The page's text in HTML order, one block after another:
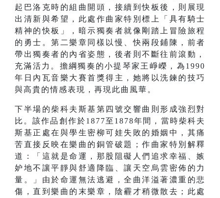
起巴洛克時的組曲開頭，接續到快板後，則展現
出清新與希望，此處作曲家特別標上「具有騎士
精神的快板」，暗示獨奏者就像剛踏上冒險旅程
的勇士。第二樂章同樣以慢、快兩段鋪陳，前者
帶出獨奏者的內省姿態，後者則不斷往前滾動，
充滿活力。擔綱獨奏的小提琴家王崢嶸，為1990
年日內瓦音樂大賽首獎得主，她將以洗鍊的技巧
與高貴的情感表現，再現此曲風華。
下半場的柴科夫斯基第四號交響曲則形成強烈對
比。該作品創作於1877至1878年間，當時柴科夫
斯基正處在與學生密柳可娃失敗的婚姻中，其痛
苦直接反映在樂曲的銅管破題；作曲家特別解釋
道：「這就是命運，那股阻礙人們追求幸福、嫉
妒地不讓平靜與舒適降臨、讓天空烏雲密佈的力
量。」由於命運無法逃避，全曲洋溢著濃重的悲
傷，直到樂曲的末樂章，陰霾才稍微散去；此處